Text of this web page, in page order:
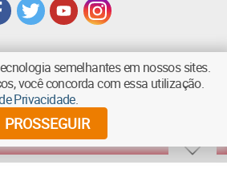
AO TOPO
- Todos os direitos reservados
semelhantes em nossos sites.
você concorda com essa utilização.
Privacidade.
PROSSEGUIR